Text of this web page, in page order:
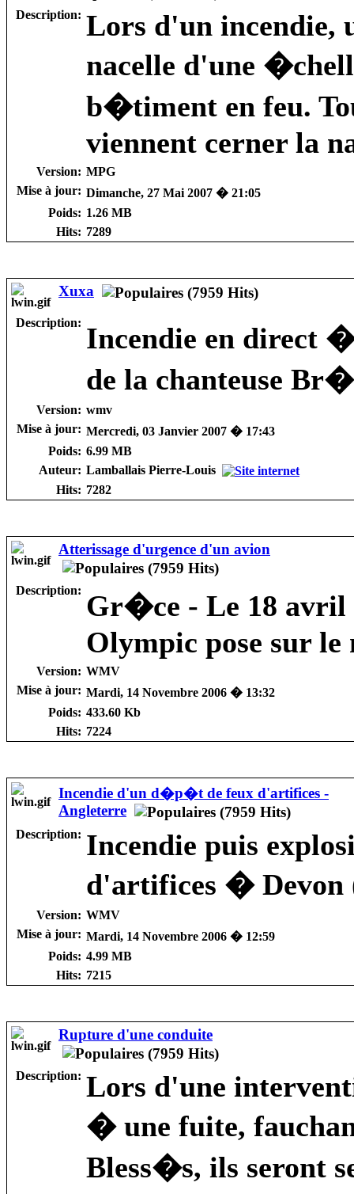
Description: Lors d'un incendie,
nacelle d'une
b�timent en feu.
viennent cerner la
Version: MPG
Mise à jour: Dimanche, 27 Mai 2007 � 21:05
Poids: 1.26 MB
Hits: 7289
Xuxa
Description: Incendie en direct
de la chanteuse
Version: wmv
Mise à jour: Mercredi, 03 Janvier 2007 � 17:43
Poids: 6.99 MB
Auteur: Lamballais Pierre-Louis
Hits: 7282
Atterissage d'urgence d'un avion
Description: Gr�ce - Le 18 avril
Olympic pose sur le
Version: WMV
Mise à jour: Mardi, 14 Novembre 2006 � 13:32
Poids: 433.60 Kb
Hits: 7224
Incendie d'un d�p�t de feux d'artifices -
Angleterre
Description: Incendie puis
d'artifices � Devon
Version: WMV
Mise à jour: Mardi, 14 Novembre 2006 � 12:59
Poids: 4.99 MB
Hits: 7215
Rupture d'une conduite
Description: Lors d'une
� une fuite,
Bless�s, ils seront